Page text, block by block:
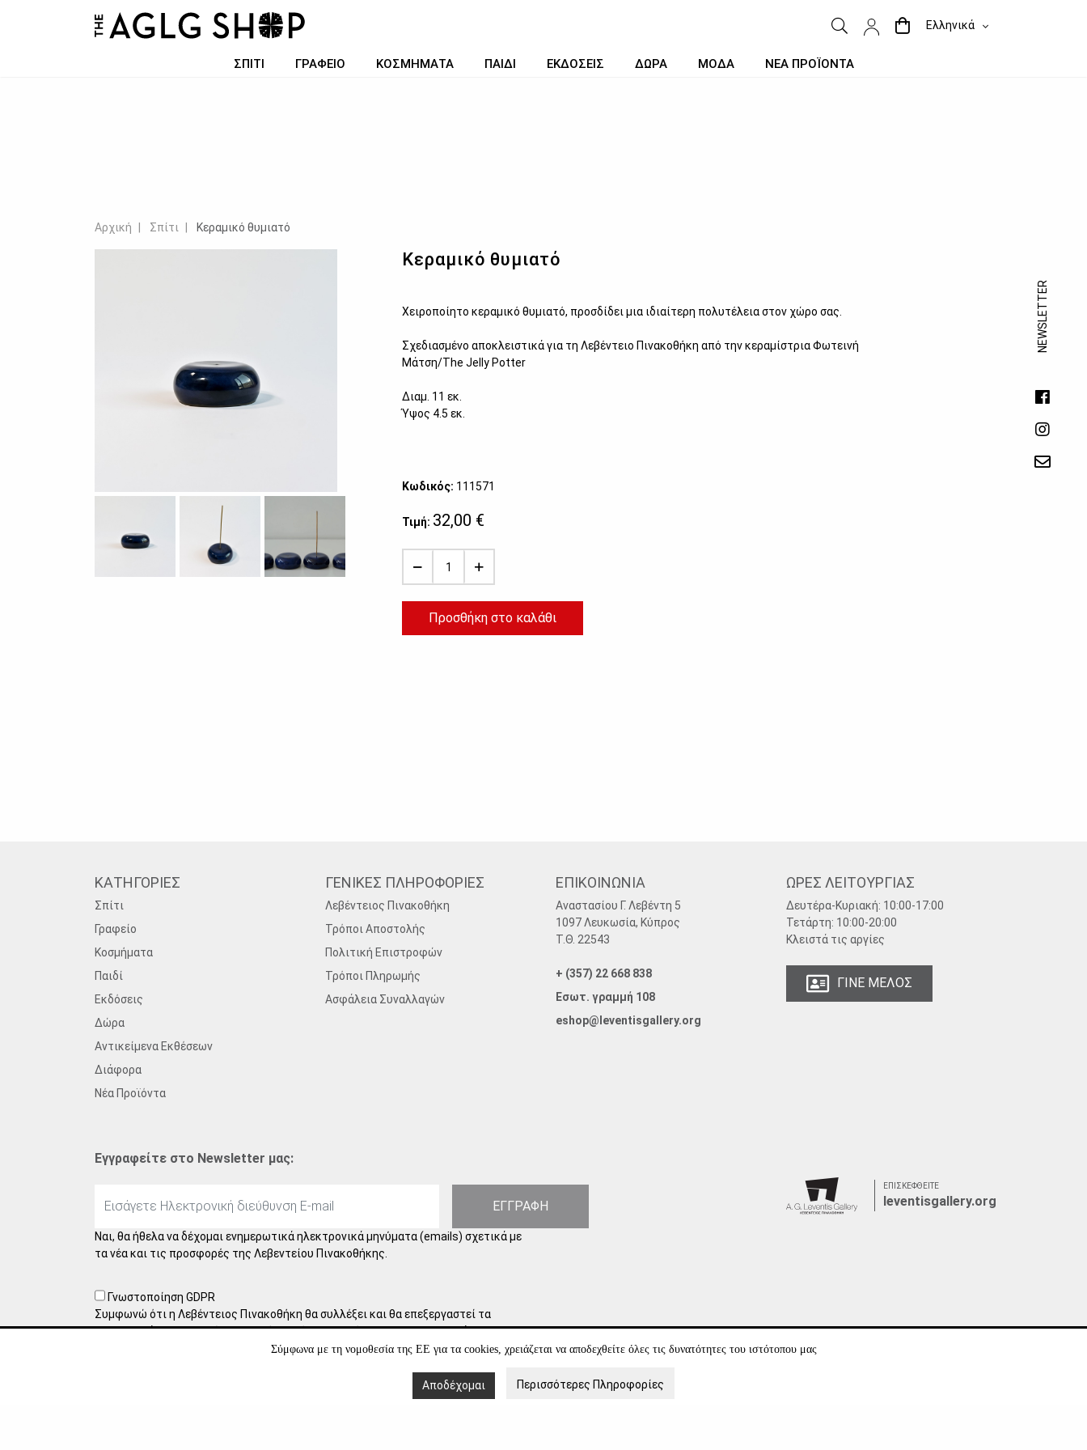
Σύμφωνα με τη νομοθεσία της ΕΕ για τα cookies, χρειάζεται να αποδεχθείτε όλες τις δυνατότητες του ιστότοπου μας
Αποδέχομαι Περισσότερες Πληροφορίες
Ελληνικά
ΣΠΙΤΙ ΓΡΑΦΕΙΟ ΚΟΣΜΗΜΑΤΑ ΠΑΙΔΙ ΕΚΔΟΣΕΙΣ ΔΩΡΑ ΜΟΔΑ ΝΕΑ ΠΡΟΪΟΝΤΑ
NEWSLETTER
Αρχική Σπίτι Κεραμικό θυμιατό
Κεραμικό θυμιατό
Χειροποίητο κεραμικό θυμιατό, προσδίδει μια ιδιαίτερη πολυτέλεια στον χώρο σας.
Σχεδιασμένο αποκλειστικά για τη Λεβέντειο Πινακοθήκη από την κεραμίστρια Φωτεινή
Μάτση/The Jelly Potter
Διαμ. 11 εκ.
Ύψος 4.5 εκ.
Κωδικός: 111571
Τιμή: 32,00 €
Προσθήκη στο καλάθι
ΚΑΤΗΓΟΡΙΕΣ
Σπίτι
Γραφείο
Κοσμήματα
Παιδί
Εκδόσεις
Δώρα
Αντικείμενα Εκθέσεων
Διάφορα
Νέα Προϊόντα
ΓΕΝΙΚΕΣ ΠΛΗΡΟΦΟΡΙΕΣ
Λεβέντειος Πινακοθήκη
Τρόποι Αποστολής
Πολιτική Επιστροφών
Τρόποι Πληρωμής
Ασφάλεια Συναλλαγών
ΕΠΙΚΟΙΝΩΝΙΑ
Αναστασίου Γ. Λεβέντη 5
1097 Λευκωσία, Κύπρος
Τ.Θ. 22543
+ (357) 22 668 838
Εσωτ. γραμμή 108
eshop@leventisgallery.org
ΩΡΕΣ ΛΕΙΤΟΥΡΓΙΑΣ
Δευτέρα-Κυριακή: 10:00-17:00
Τετάρτη: 10:00-20:00
Κλειστά τις αργίες
ΓΙΝΕ ΜΕΛΟΣ
Εγγραφείτε στο Newsletter μας:
ΕΓΓΡΑΦΗ
Ναι, θα ήθελα να δέχομαι ενημερωτικά ηλεκτρονικά μηνύματα (emails) σχετικά με
τα νέα και τις προσφορές της Λεβεντείου Πινακοθήκης.
Γνωστοποίηση GDPR
Συμφωνώ ότι η Λεβέντειος Πινακοθήκη θα συλλέξει και θα επεξεργαστεί τα
προσωπικά μου στοιχεία. Με αυτή τη φόρμα συλλέγουμε τα προσωπικά σας
στοιχεία για πιθανή μελλοντική συνεργασία, πράγμα για το οποίο χρειαζόμαστε τη
οποιαδήποτε στιγμή, στέλνοντάς μας ένα μήνυμα στο ηλεκτρονικό ταχυδρομείο.
Μάθετε περισσότερα για τον τρόπο διαχείρισης και προστασίας των δεδομένων
ΕΠΙΣΚΕΦΘΕΙΤΕ
leventisgallery.org